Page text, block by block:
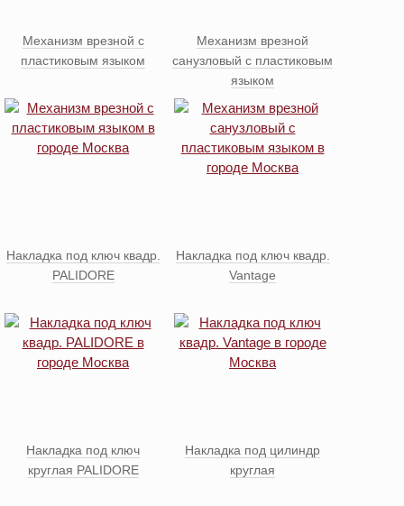
Механизм врезной с
пластиковым языком
Механизм врезной
санузловый с пластиковым
языком
Накладка под ключ квадр.
PALIDORE
Накладка под ключ квадр.
Vantage
Накладка под ключ
круглая PALIDORE
Накладка под цилиндр
круглая